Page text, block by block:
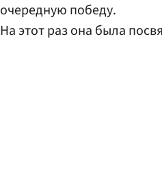
очередную победу.
На этот раз она была